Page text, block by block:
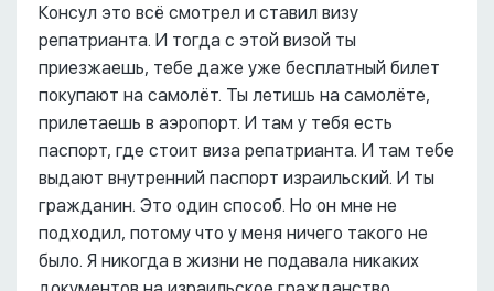
Консул это всё смотрел и ставил визу
репатрианта. И тогда с этой визой ты
приезжаешь, тебе даже уже бесплатный билет
покупают на самолёт. Ты летишь на самолёте,
прилетаешь в аэропорт. И там у тебя есть
паспорт, где стоит виза репатрианта. И там тебе
выдают внутренний паспорт израильский. И ты
гражданин. Это один способ. Но он мне не
подходил, потому что у меня ничего такого не
было. Я никогда в жизни не подавала никаких